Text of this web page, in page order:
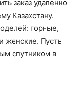
заказ удаленно
Казахстану.
горные,
женские. Пусть
спутником в